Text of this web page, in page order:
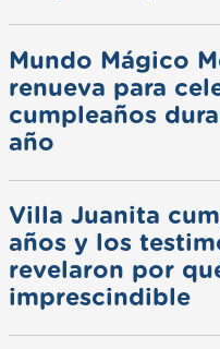
Mundo Mágico
renueva para
cumpleaños
año
Villa Juanita
años y los
revelaron por
imprescindible